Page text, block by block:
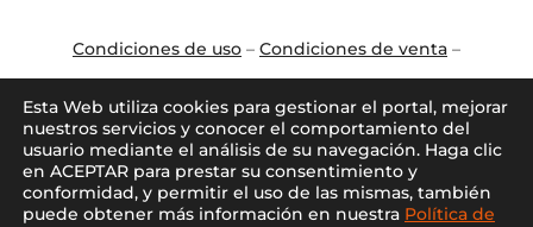
Condiciones de uso– Condiciones de venta–
Aviso Legal–Política de privacidad –Política
de cookies
Blog–Contacto–Conócenos –Mi Cuenta
Esta Web utiliza cookies para gestionar el portal, mejorar
nuestros servicios y conocer el comportamiento del
usuario mediante el análisis de su navegación. Haga clic
en ACEPTAR para prestar su consentimiento y
conformidad, y permitir el uso de las mismas, también
puede obtener más información en nuestra Política de